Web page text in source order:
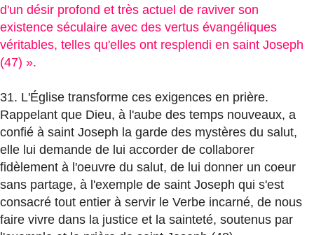
d'un désir profond et très actuel de raviver son
existence séculaire avec des vertus évangéliques
véritables, telles qu'elles ont resplendi en saint Joseph
(47) ».
31. L'Église transforme ces exigences en prière.
Rappelant que Dieu, à l'aube des temps nouveaux, a
confié à saint Joseph la garde des mystères du salut,
elle lui demande de lui accorder de collaborer
fidèlement à l'oeuvre du salut, de lui donner un coeur
sans partage, à l'exemple de saint Joseph qui s'est
consacré tout entier à servir le Verbe incarné, de nous
faire vivre dans la justice et la sainteté, soutenus par